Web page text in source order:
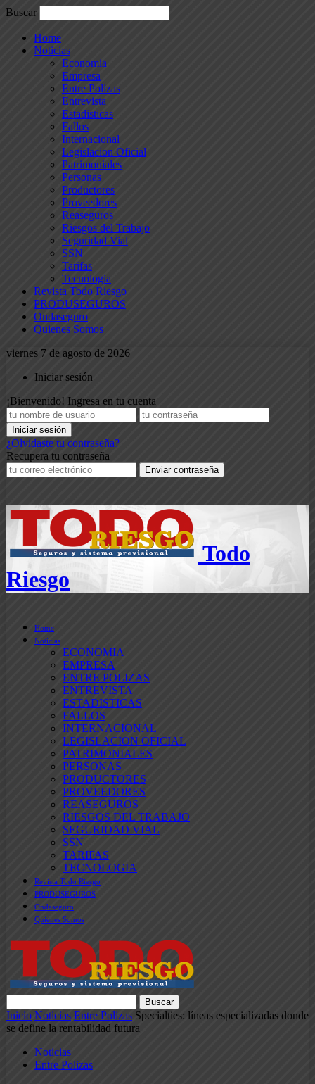
Buscar
Home
Noticias
Economia
Empresa
Entre Polizas
Entrevista
Estadisticas
Fallos
Internacional
Legislacion Oficial
Patrimoniales
Personas
Productores
Proveedores
Reaseguros
Riesgos del Trabajo
Seguridad Vial
SSN
Tarifas
Tecnologia
Revista Todo Riesgo
PRODUSEGUROS
Ondaseguro
Quienes Somos
viernes 7 de agosto de 2026
Iniciar sesión
¡Bienvenido! Ingresa en tu cuenta
¿Olvidaste tu contraseña?
Recupera tu contraseña
Todo
Riesgo
Home
Noticias
ECONOMIA
EMPRESA
ENTRE POLIZAS
ENTREVISTA
ESTADISTICAS
FALLOS
INTERNACIONAL
LEGISLACION OFICIAL
PATRIMONIALES
PERSONAS
PRODUCTORES
PROVEEDORES
REASEGUROS
RIESGOS DEL TRABAJO
SEGURIDAD VIAL
SSN
TARIFAS
TECNOLOGIA
Revista Todo Riesgo
PRODUSEGUROS
Ondaseguro
Quienes Somos
Inicio Noticias Entre Polizas Specialties: líneas especializadas donde
se define la rentabilidad futura
Noticias
Entre Polizas